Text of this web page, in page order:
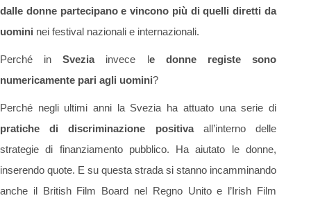
dalle donne partecipano e vincono più di quelli diretti da
uomini nei festival nazionali e internazionali.
Perché inSveziainvece le donne registe sono
numericamente pari agli uomini?
Perché negli ultimi anni la Svezia ha attuato una serie di
pratiche di discriminazione positivaall’interno delle
strategie di finanziamento pubblico. Ha aiutato le donne,
inserendo quote. E su questa strada si stanno incamminando
anche il British Film Board nel Regno Unito e l’Irish Film